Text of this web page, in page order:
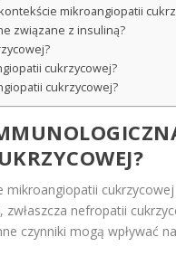
mikroangiopatii
związane z insuliną?
cukrzycowej?
cukrzycowej?
zwłaszcza nefropatii
czynniki mogą wpływać